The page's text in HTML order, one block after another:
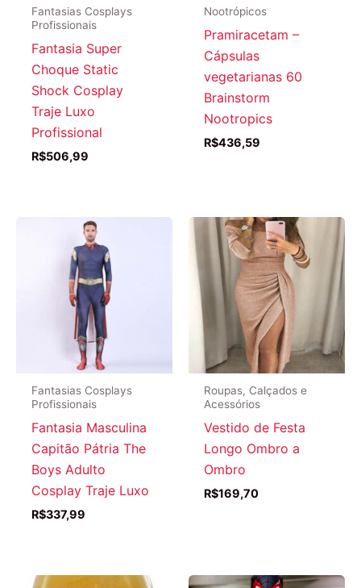
Fantasias Cosplays
Profissionais
Fantasia Super
Choque Static
Shock Cosplay
Traje Luxo
Profissional
R$506,99
Nootrópicos
Pramiracetam –
Cápsulas
vegetarianas 60
Brainstorm
Nootropics
R$436,59
Fantasias Cosplays
Profissionais
Fantasia Masculina
Capitão Pátria The
Boys Adulto
Cosplay Traje Luxo
R$337,99
Roupas, Calçados e
Acessórios
Vestido de Festa
Longo Ombro a
Ombro
R$169,70